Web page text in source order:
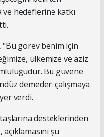
hedeflerine katkı
"Bu görev benim için
ülkemize ve aziz
Bu güvene
demeden çalışmaya
verdi.
desteklerinden
şu